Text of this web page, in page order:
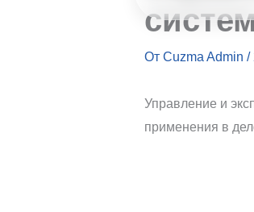
От Cuzma Admin /
Управление и
применения в